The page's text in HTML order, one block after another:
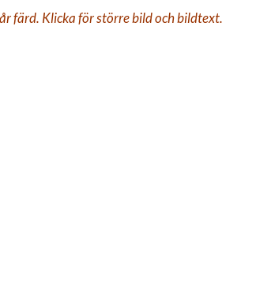
färd. Klicka för större bild och bildtext.